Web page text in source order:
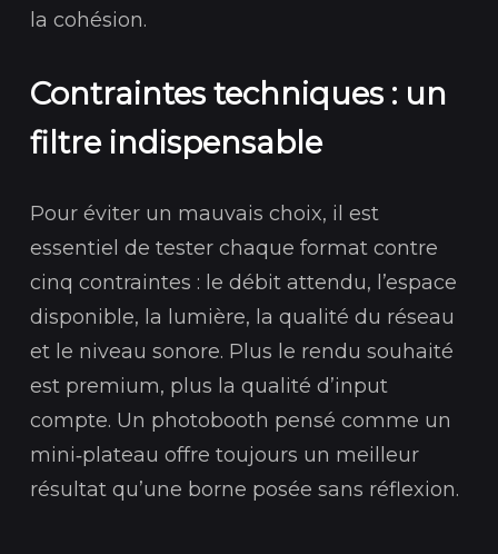
la cohésion.
Contraintes techniques : un
filtre indispensable
Pour éviter un mauvais choix, il est
essentiel de tester chaque format contre
cinq contraintes : le débit attendu, l’espace
disponible, la lumière, la qualité du réseau
et le niveau sonore. Plus le rendu souhaité
est premium, plus la qualité d’input
compte. Un photobooth pensé comme un
mini‑plateau offre toujours un meilleur
résultat qu’une borne posée sans réflexion.